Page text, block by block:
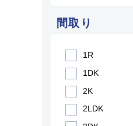
間取り
1R
1DK
2K
2LDK